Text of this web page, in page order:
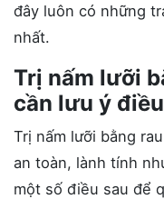
đây luôn có những
nhất.
Trị nấm lưỡi
cần lưu ý
Trị nấm lưỡi bằng
an toàn, lành tính
một số điều sau để